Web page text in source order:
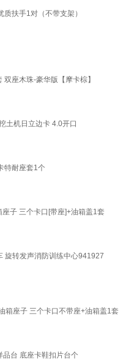
扶手1对（不带支架）
座木珠-豪华版【摩卡棕】
土机日立边卡 4.0开口
特耐座套1个
子 三个卡口[带座]+油箱盖1套
旋转发声消防训练中心941927
箱座子 三个卡口不带座+油箱盖1套
台 底座卡鞋扣片台个